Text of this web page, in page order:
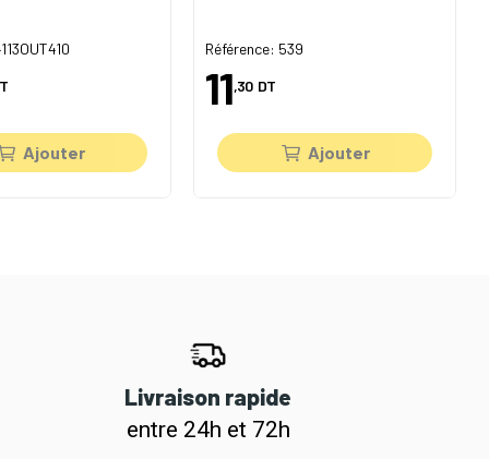
Ajouter
Référence: 539
11,30 DT
Ajouter
Livraison rapide
entre 24h et 72h